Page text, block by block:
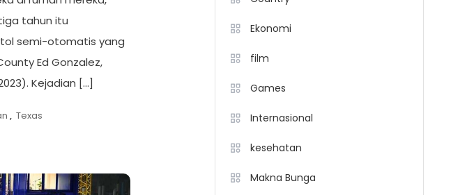
tahun itu
semi-otomatis yang
Ed Gonzalez,
Kejadian […]
, Texas
Ekonomi
film
Games
Internasional
kesehatan
Makna Bunga